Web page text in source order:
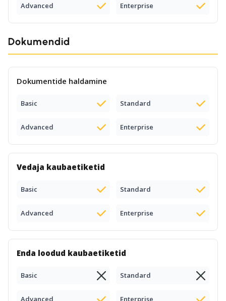
Advanced Enterprise
Dokumendid
Dokumentide haldamine
Basic Standard
Advanced Enterprise
Vedaja kaubaetiketid
Basic Standard
Advanced Enterprise
Enda loodud kaubaetiketid
Basic Standard
Advanced Enterprise